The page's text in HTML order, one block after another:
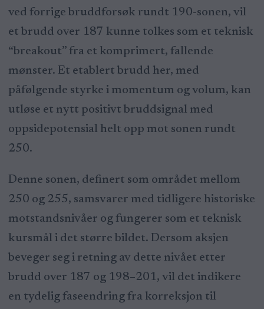
ved forrige bruddforsøk rundt 190-sonen, vil
et brudd over 187 kunne tolkes som et teknisk
“breakout” fra et komprimert, fallende
mønster. Et etablert brudd her, med
påfølgende styrke i momentum og volum, kan
utløse et nytt positivt bruddsignal med
oppsidepotensial helt opp mot sonen rundt
250.
Denne sonen, definert som området mellom
250 og 255, samsvarer med tidligere historiske
motstandsnivåer og fungerer som et teknisk
kursmål i det større bildet. Dersom aksjen
beveger seg i retning av dette nivået etter
brudd over 187 og 198–201, vil det indikere
en tydelig faseendring fra korreksjon til